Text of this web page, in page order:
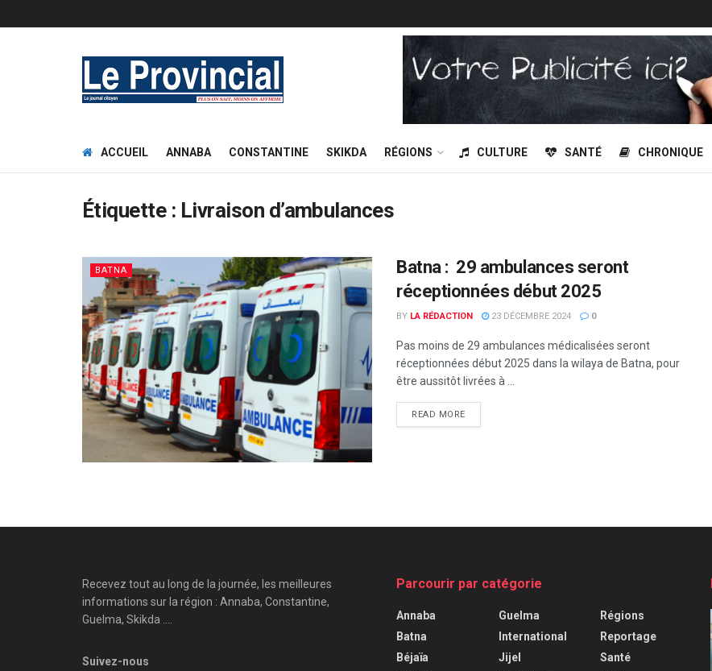
ACCUEIL ANNABA CONSTANTINE SKIKDA RÉGIONS CULTURE SANTÉ CHRONIQUE
Étiquette : Livraison d’ambulances
BATNA
Batna : 29 ambulances seront
réceptionnées début 2025
BY LA RÉDACTION 23 DÉCEMBRE 2024 0
Pas moins de 29 ambulances médicalisées seront
réceptionnées début 2025 dans la wilaya de Batna, pour
être aussitôt livrées à ...
READ MORE
Recevez tout au long de la journée, les meilleures
informations sur la région : Annaba, Constantine,
Guelma, Skikda ....
Suivez-nous
Parcourir par catégorie
Annaba
Batna
Béjaïa
Guelma
International
Jijel
Régions
Reportage
Santé